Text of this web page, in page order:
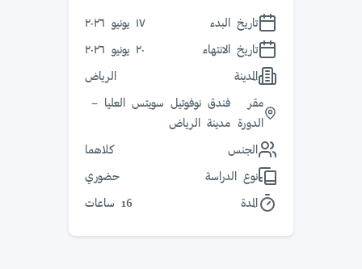
تاريخ البدء
١٧ يونيو ٢٠٢٦
تاريخ الانتهاء
٢٠ يونيو ٢٠٢٦
المدينة
الرياض
مقر
الدورة
فندق نوفوتيل سويتس العليا –
مدينة الرياض
الجنس
كلاهما
نوع الدراسة
حضوري
المدة
16 ساعات